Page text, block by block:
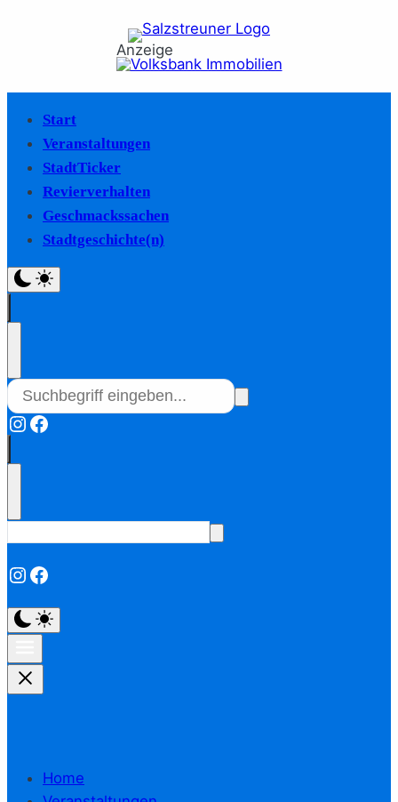
Anzeige
Start
Veranstaltungen
StadtTicker
Revierverhalten
Geschmackssachen
Stadtgeschichte(n)
Instagram
Facebook
Instagram
Facebook
Home